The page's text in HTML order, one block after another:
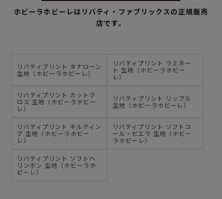
ホビーラホビーレはリバティ・ファブリックスの正規販売
店です。
リバティプリント タナローン
生地（ホビーラホビーレ）
リバティプリント ラミネー
ト 生地（ホビーラホビー
レ）
リバティプリント カットク
ロス 生地（ホビーラホビー
レ）
リバティプリント リップル
生地（ホビーラホビーレ）
リバティプリント キルティン
グ 生地（ホビーラホビー
レ）
リバティプリント ソフトコ
ール・ビエラ 生地（ホビー
ラホビーレ）
リバティプリント ソフトヘ
リンボン 生地（ホビーラホ
ビーレ）